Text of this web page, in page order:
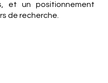
et un positionnement
de recherche.